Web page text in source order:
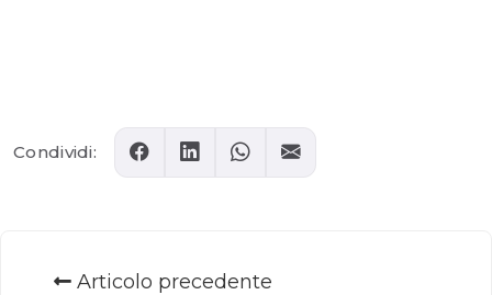
Condividi:
Articolo precedente